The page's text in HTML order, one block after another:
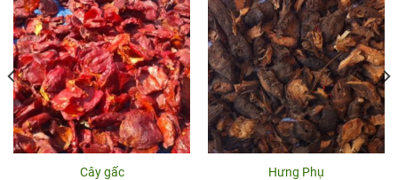
Cây gấc Hưng Phụ